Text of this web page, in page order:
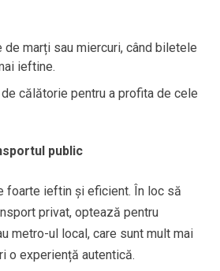
marți sau miercuri, când biletele
ieftine.
călătorie pentru a profita de cele
public
foarte ieftin și eficient. În loc să
privat, optează pentru
metro-ul local, care sunt mult mai
o experiență autentică.